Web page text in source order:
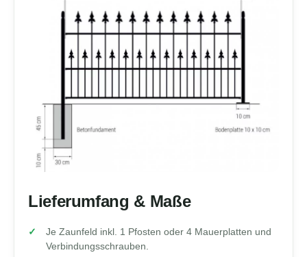
Lieferumfang & Maße
Je Zaunfeld inkl. 1 Pfosten oder 4 Mauerplatten und
Verbindungsschrauben.